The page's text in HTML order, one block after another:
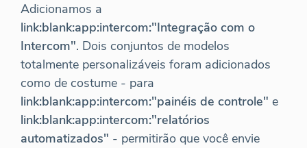
Adicionamos a
link:blank:app:intercom:"Integração com o
Intercom". Dois conjuntos de modelos
totalmente personalizáveis foram adicionados
como de costume - para
link:blank:app:intercom:"painéis de controle" e
link:blank:app:intercom:"relatórios
automatizados" - permitirão que você envie